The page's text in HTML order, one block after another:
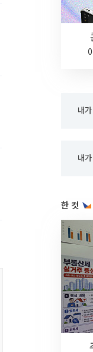
내
내
한 컷